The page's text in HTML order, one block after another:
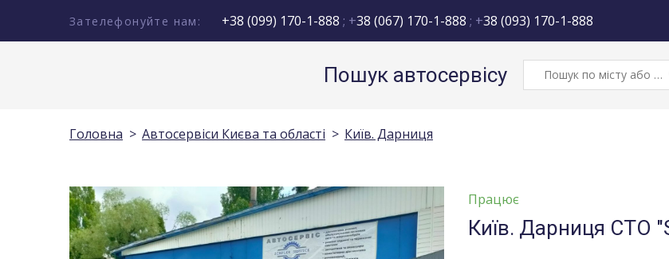
Зателефонуйте нам: +38 (099) 170-1-888 ; +38 (067) 170-1-888 ; +38 (093) 170-1-888
Пошук автосервісу
Головна Автосервіси Києва та області Київ. Дарниця
Працює
Київ. Дарниця СТО